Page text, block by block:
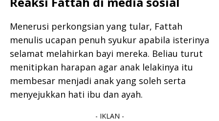
Menerusi perkongsian yang tular, Fattah
menulis ucapan penuh syukur apabila isterinya
selamat melahirkan bayi mereka. Beliau turut
menitipkan harapan agar anak lelakinya itu
membesar menjadi anak yang soleh serta
menyejukkan hati ibu dan ayah.
- IKLAN -